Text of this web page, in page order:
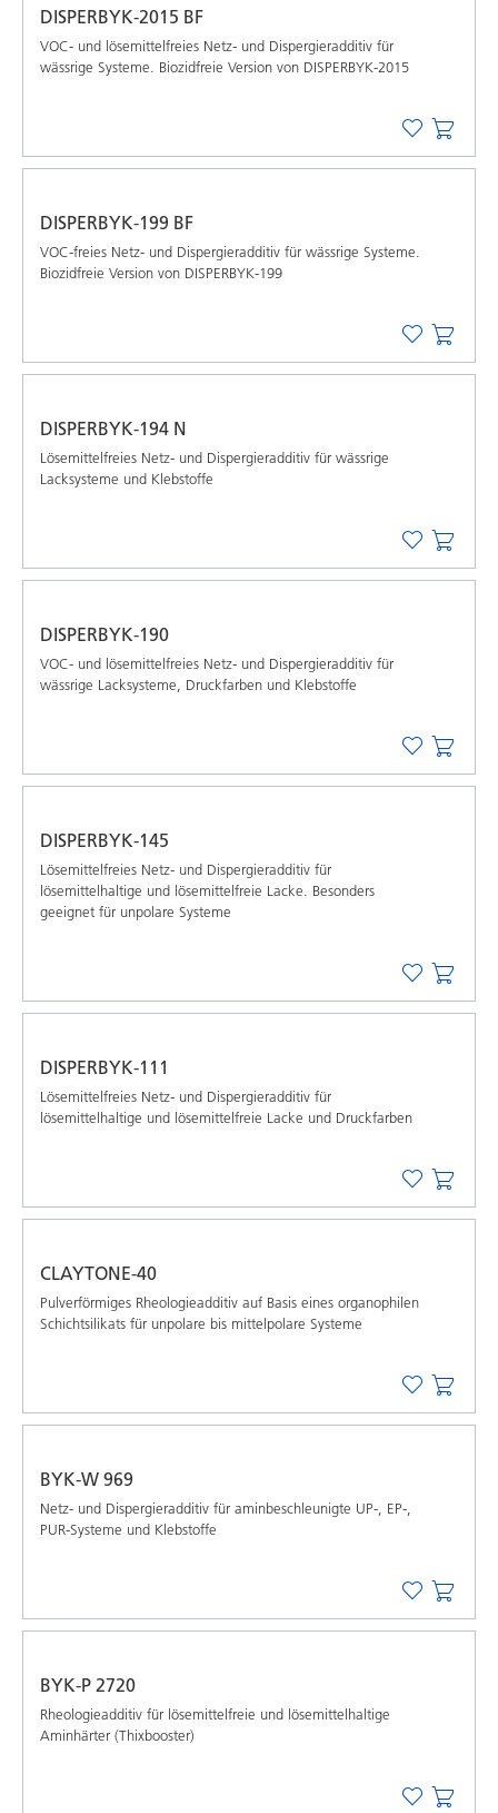
DISPERBYK-2015 BF
VOC- und lösemittelfreies Netz- und Dispergieradditiv für
wässrige Systeme. Biozidfreie Version von DISPERBYK-2015
DISPERBYK-199 BF
VOC-freies Netz- und Dispergieradditiv für wässrige Systeme.
Biozidfreie Version von DISPERBYK-199
DISPERBYK-194 N
Lösemittelfreies Netz- und Dispergieradditiv für wässrige
Lacksysteme und Klebstoffe
DISPERBYK-190
VOC- und lösemittelfreies Netz- und Dispergieradditiv für
wässrige Lacksysteme, Druckfarben und Klebstoffe
DISPERBYK-145
Lösemittelfreies Netz- und Dispergieradditiv für
lösemittelhaltige und lösemittelfreie Lacke. Besonders
geeignet für unpolare Systeme
DISPERBYK-111
Lösemittelfreies Netz- und Dispergieradditiv für
lösemittelhaltige und lösemittelfreie Lacke und Druckfarben
CLAYTONE-40
Pulverförmiges Rheologieadditiv auf Basis eines organophilen
Schichtsilikats für unpolare bis mittelpolare Systeme
BYK-W 969
Netz- und Dispergieradditiv für aminbeschleunigte UP-, EP-,
PUR-Systeme und Klebstoffe
BYK-P 2720
Rheologieadditiv für lösemittelfreie und lösemittelhaltige
Aminhärter (Thixbooster)